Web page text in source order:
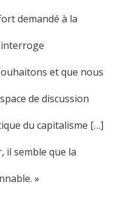
demandé à la
et que nous
de discussion
du capitalisme […]
il semble que la
»